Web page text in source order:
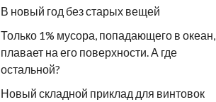
В новый год без старых вещей
Только 1% мусора, попадающего в океан,
плавает на его поверхности. А где
остальной?
Новый складной приклад для винтовок